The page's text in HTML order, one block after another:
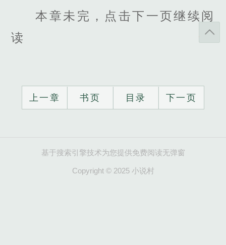
本章未完，点击下一页继续阅
读
上一章 书页 目录 下一页
基于搜索引擎技术为您提供免费阅读无弹窗
Copyright © 2025 小说村